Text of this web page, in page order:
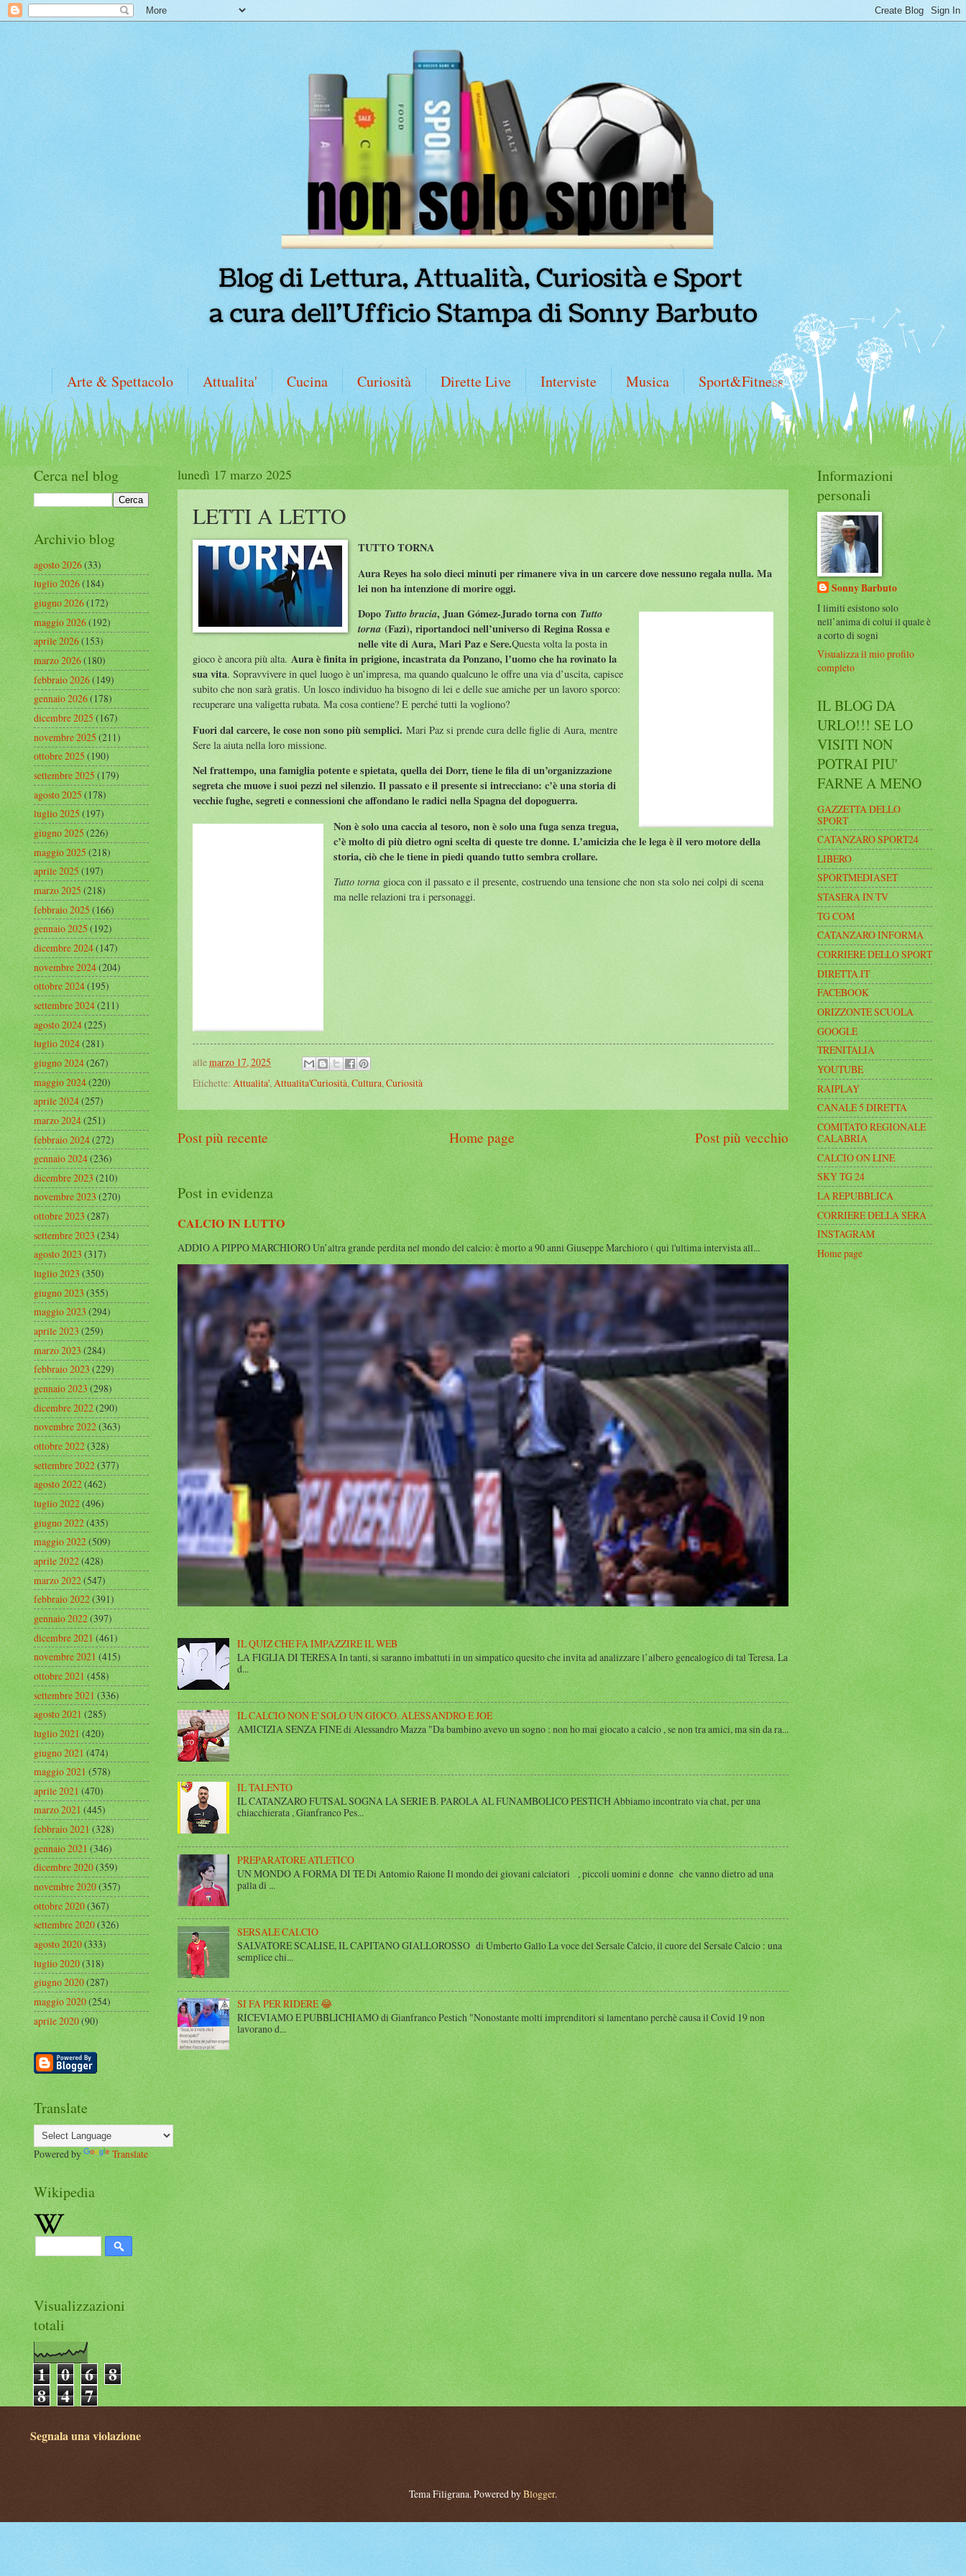
Arte & Spettacolo Attualita' Cucina Curiosità Dirette Live Interviste Musica Sport&Fitness
lunedì 17 marzo 2025
LETTI A LETTO
TUTTO TORNA
Aura Reyes ha solo dieci minuti per rimanere viva in un carcere dove nessuno regala nulla. Ma
lei non ha intenzione di morire oggi.
Dopo Tutto brucia, Juan Gómez-Jurado torna con Tutto
torna(Fazi), riportandoci nell’universo di Regina Rossa e
nelle vite di Aura, Mari Paz e Sere.Questa volta la posta in
gioco è ancora più alta. Aura è finita in prigione, incastrata da Ponzano, l’uomo che ha rovinato la
sua vita. Sopravvivere in quel luogo è un’impresa, ma quando qualcuno le offre una via d’uscita, capisce
subito che non sarà gratis. Un losco individuo ha bisogno di lei e delle sue amiche per un lavoro sporco:
recuperare una valigetta rubata. Ma cosa contiene? E perché tutti la vogliono?
Fuori dal carcere, le cose non sono più semplici. Mari Paz si prende cura delle figlie di Aura, mentre
Sere la aiuta nella loro missione.
Nel frattempo, una famiglia potente e spietata, quella dei Dorr, tiene le fila di un’organizzazione
segreta che muove i suoi pezzi nel silenzio. Il passato e il presente si intrecciano: c’è una storia di
vecchie fughe, segreti e connessioni che affondano le radici nella Spagna del dopoguerra.
Non è solo una caccia al tesoro, non è solo una fuga senza tregua,
c’è molto di più dietro ogni scelta di queste tre donne. L’amicizia che le lega è il vero motore della
storia, ciò che le tiene in piedi quando tutto sembra crollare.
Tutto torna gioca con il passato e il presente, costruendo una tensione che non sta solo nei colpi di scena
ma nelle relazioni tra i personaggi.
allemarzo 17, 2025
Etichette: Attualita',Attualita'Curiosità,Cultura,Curiosità
Post più recente Post più vecchio
Home page
Post in evidenza
CALCIO IN LUTTO
ADDIO A PIPPO MARCHIORO Un’altra grande perdita nel mondo del calcio: è morto a 90 anni Giuseppe Marchioro ( qui l'ultima intervista all...
IL QUIZ CHE FA IMPAZZIRE IL WEB
LA FIGLIA DI TERESA In tanti, si saranno imbattuti in un simpatico quesito che invita ad analizzare l’albero genealogico di tal Teresa. La
d...
IL CALCIO NON E' SOLO UN GIOCO. ALESSANDRO E JOE
AMICIZIA SENZA FINE di Alessandro Mazza "Da bambino avevo un sogno : non ho mai giocato a calcio , se non tra amici, ma sin da ra...
IL TALENTO
IL CATANZARO FUTSAL SOGNA LA SERIE B. PAROLA AL FUNAMBOLICO PESTICH Abbiamo incontrato via chat, per una
chiacchierata , Gianfranco Pes...
PREPARATORE ATLETICO
UN MONDO A FORMA DI TE Di Antomio Raione Il mondo dei giovani calciatori , piccoli uomini e donne che vanno dietro ad una
palla di ...
SERSALE CALCIO
SALVATORE SCALISE, IL CAPITANO GIALLOROSSO di Umberto Gallo La voce del Sersale Calcio, il cuore del Sersale Calcio : una
semplice chi...
SI FA PER RIDERE 😂
RICEVIAMO E PUBBLICHIAMO di Gianfranco Pestich "Nonostante molti imprenditori si lamentano perchè causa il Covid 19 non
lavorano d...
Cerca nel blog
Archivio blog
agosto 2026(33)
luglio 2026(184)
giugno 2026(172)
maggio 2026(192)
aprile 2026(153)
marzo 2026(180)
febbraio 2026(149)
gennaio 2026(178)
dicembre 2025(167)
novembre 2025(211)
ottobre 2025(190)
settembre 2025(179)
agosto 2025(178)
luglio 2025(197)
giugno 2025(226)
maggio 2025(218)
aprile 2025(197)
marzo 2025(218)
febbraio 2025(166)
gennaio 2025(192)
dicembre 2024(147)
novembre 2024(204)
ottobre 2024(195)
settembre 2024(211)
agosto 2024(225)
luglio 2024(281)
giugno 2024(267)
maggio 2024(220)
aprile 2024(257)
marzo 2024(251)
febbraio 2024(272)
gennaio 2024(236)
dicembre 2023(210)
novembre 2023(270)
ottobre 2023(287)
settembre 2023(234)
agosto 2023(317)
luglio 2023(350)
giugno 2023(355)
maggio 2023(294)
aprile 2023(259)
marzo 2023(284)
febbraio 2023(229)
gennaio 2023(298)
dicembre 2022(290)
novembre 2022(363)
ottobre 2022(328)
settembre 2022(377)
agosto 2022(462)
luglio 2022(496)
giugno 2022(435)
maggio 2022(509)
aprile 2022(428)
marzo 2022(547)
febbraio 2022(391)
gennaio 2022(397)
dicembre 2021(461)
novembre 2021(415)
ottobre 2021(458)
settembre 2021(336)
agosto 2021(285)
luglio 2021(420)
giugno 2021(474)
maggio 2021(578)
aprile 2021(470)
marzo 2021(445)
febbraio 2021(328)
gennaio 2021(346)
dicembre 2020(359)
novembre 2020(357)
ottobre 2020(367)
settembre 2020(326)
agosto 2020(333)
luglio 2020(318)
giugno 2020(287)
maggio 2020(254)
aprile 2020(90)
Translate
Powered by Translate
Wikipedia
Visualizzazioni
totali
1 0 6 8
8 4 7
Informazioni
personali
Sonny Barbuto
I limiti esistono solo
nell’anima di colui il quale è
a corto di sogni
Visualizza il mio profilo
completo
IL BLOG DA
URLO!!! SE LO
VISITI NON
POTRAI PIU'
FARNE A MENO
GAZZETTA DELLO
SPORT
CATANZARO SPORT24
LIBERO
SPORTMEDIASET
STASERA IN TV
TG COM
CATANZARO INFORMA
CORRIERE DELLO SPORT
DIRETTA.IT
FACEBOOK
ORIZZONTE SCUOLA
GOOGLE
TRENITALIA
YOUTUBE
RAIPLAY
CANALE 5 DIRETTA
COMITATO REGIONALE
CALABRIA
CALCIO ON LINE
SKY TG 24
LA REPUBBLICA
CORRIERE DELLA SERA
INSTAGRAM
Home page
Segnala una violazione
Tema Filigrana. Powered byBlogger.